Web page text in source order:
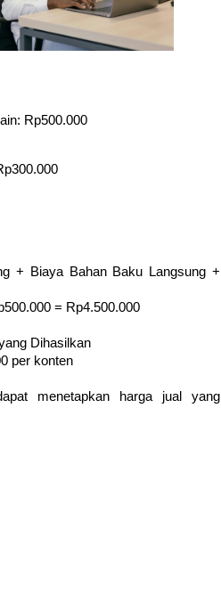
Rp500.000
+ Biaya Bahan Baku Langsung +
= Rp4.500.000
Dihasilkan
per konten
menetapkan harga jual yang